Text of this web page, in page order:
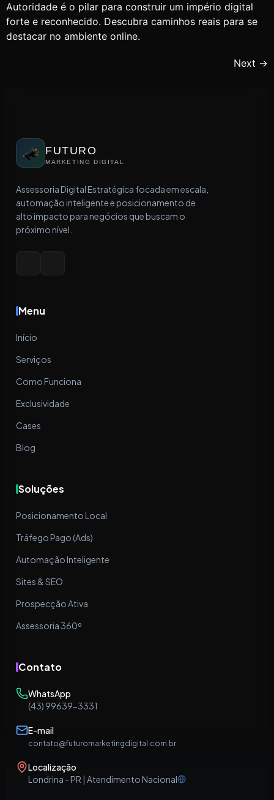
Autoridade é o pilar para construir um império digital
forte e reconhecido. Descubra caminhos reais para se
destacar no ambiente online.
Next →
FUTURO
MARKETING DIGITAL
Assessoria Digital Estratégica focada em escala,
automação inteligente e posicionamento de
alto impacto para negócios que buscam o
próximo nível.
Menu
Início
Serviços
Como Funciona
Exclusividade
Cases
Blog
Soluções
Posicionamento Local
Tráfego Pago (Ads)
Automação Inteligente
Sites & SEO
Prospecção Ativa
Assessoria 360º
Contato
WhatsApp
(43) 99639-3331
E-mail
contato@futuromarketingdigital.com.br
Localização
Londrina - PR | Atendimento Nacional